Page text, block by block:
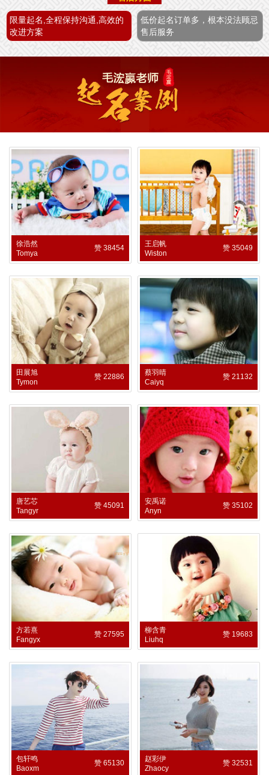
限量起名,全程保持沟通,高效的
改进方案
低价起名订单多，根本没法顾忌
售后服务
徐浩然
Tomya
赞 38454
王启帆
Wiston
赞 35049
田展旭
Tymon
赞 22886
蔡羽晴
Caiyq
赞 21132
唐艺芯
Tangyr
赞 45091
安禹诺
Anyn
赞 35102
方若熹
Fangyx
赞 27595
柳含青
Liuhq
赞 19683
包轩鸣
Baoxm
赞 65130
赵彩伊
Zhaocy
赞 32531